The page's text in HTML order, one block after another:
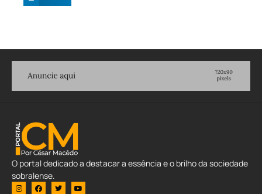
O portal dedicado a destacar a essência e o brilho da sociedade
sobralense.